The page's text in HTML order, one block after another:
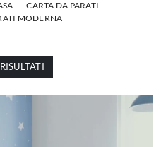
- CARTA DA PARATI -
MODERNA